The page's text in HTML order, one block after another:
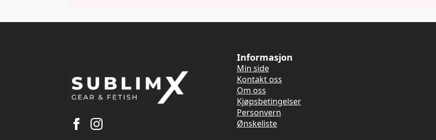
Informasjon
Min side
Kontakt oss
Om oss
Kjøpsbetingelser
Personvern
Ønskeliste